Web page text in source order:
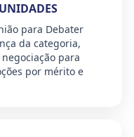
para Debater
da categoria,
para
por mérito e